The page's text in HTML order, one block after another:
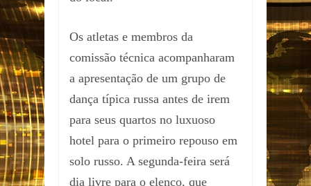
Os atletas e membros da
comissão técnica acompanharam
a apresentação de um grupo de
dança típica russa antes de irem
para seus quartos no luxuoso
hotel para o primeiro repouso em
solo russo. A segunda-feira será
dia livre para o elenco, que